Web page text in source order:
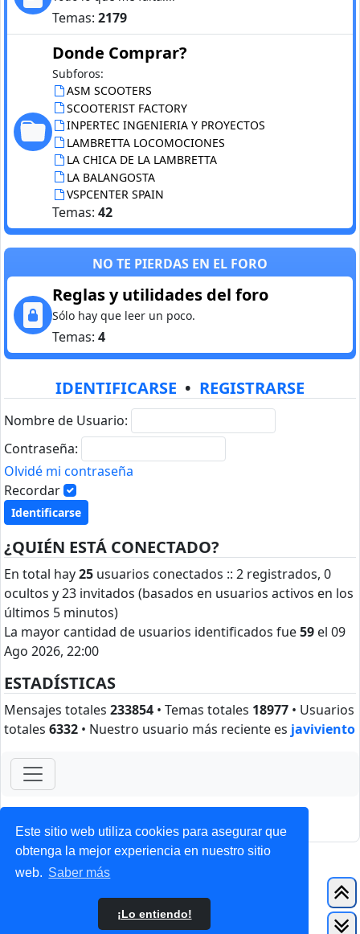
Este sitio web utiliza cookies para asegurar que
obtenga la mejor experiencia en nuestro sitio
web. Saber más
¡Lo entiendo!
Temas: 2179
Donde Comprar?
Subforos:
ASM SCOOTERS
SCOOTERIST FACTORY
INPERTEC INGENIERIA Y PROYECTOS
LAMBRETTA LOCOMOCIONES
LA CHICA DE LA LAMBRETTA
LA BALANGOSTA
VSPCENTER SPAIN
Temas: 42
NO TE PIERDAS EN EL FORO
Reglas y utilidades del foro
Sólo hay que leer un poco.
Temas: 4
IDENTIFICARSE • REGISTRARSE
Nombre de Usuario:
Contraseña:
Olvidé mi contraseña
Recordar
¿QUIÉN ESTÁ CONECTADO?
En total hay25 usuarios conectados :: 2 registrados, 0
ocultos y 23 invitados (basados en usuarios activos en los
últimos 5 minutos)
La mayor cantidad de usuarios identificados fue59 el 09
Ago 2026, 22:00
ESTADÍSTICAS
Mensajes totales 233854 • Temas totales 18977 • Usuarios
totales 6332 • Nuestro usuario más reciente es javiviento
ForoClub 2025
Privacidad| Condiciones